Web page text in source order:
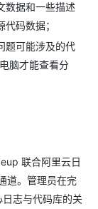
数据和一些描述
码数据；
题可能涉及的代
脑才能查看分
联合阿里云日
道。管理员在完
志与代码库的关